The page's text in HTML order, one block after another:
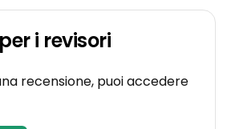
i revisori
recensione, puoi accedere